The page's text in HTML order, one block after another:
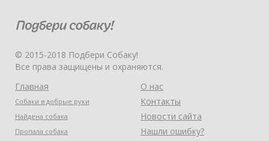
© 2015-2018 Подбери Собаку!
Все права защищены и охраняются.
Главная
Собаки в добрые руки
Найдена собака
Пропала собака
О нас
Контакты
Новости сайта
Нашли ошибку?